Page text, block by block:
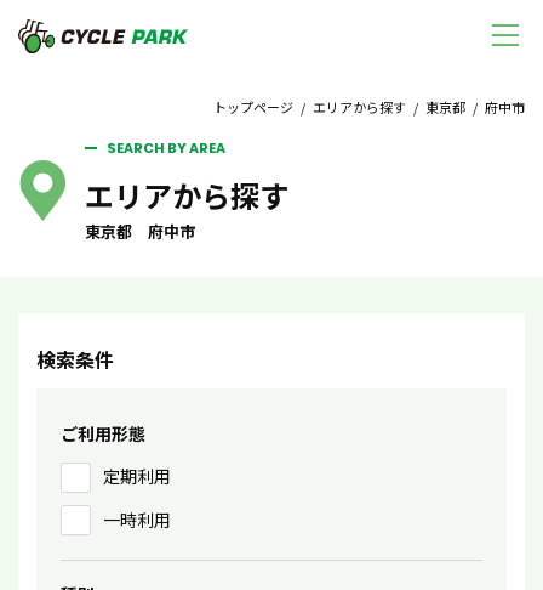
トップページ / エリアから探す / 東京都 / 府中市
SEARCH BY AREA
エリアから探す
東京都 府中市
検索条件
ご利用形態
定期利用
一時利用